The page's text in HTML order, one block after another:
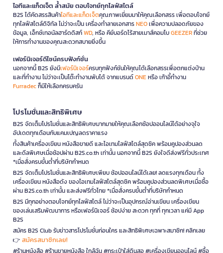
ไอทีและแก็ดเจ็ต ล้ำสมัย ตอบโจทย์ทุกไลฟ์สไตล์
B2S ได้คัดสรรสินค้าไอทีและแก็ดเจ็ตคุณภาพเยี่ยมมาให้คุณเลือกสรร เพื่อตอบโจทย์
ทุกไลฟ์สไตล์ดิจิทัล ไม่ว่าจะเป็น เครื่องทำลายเอกสารNEOเพื่อความปลอดภัยของ
ข้อมูล, เอ็กซ์เทอนัลฮาร์ดดิสก์WD, หรือ คีย์บอร์ดไร้สายเมาส์คอมโบGEEZERที่ช่วย
ให้การทำงานของคุณสะดวกสบายยิ่งขึ้น
เฟอร์นิเจอร์ดีไซน์ครบฟังก์ชั่น
นอกจากนี้ B2S ยังมีเฟอร์นิเจอร์ครบทุกฟังก์ชันให้คุณได้เลือกสรรเพื่อตกแต่งบ้าน
และที่ทำงาน ไม่ว่าจะเป็นโต๊ะทำงานพับได้ จากแบรนด์ONEหรือ เก้าอี้ทำงาน
Furradecก็มีให้เลือกครบครัน
โปรโมชั่นและสิทธิพิเศษ
B2S จัดเต็มโปรโมชั่นและสิทธิพิเศษมากมายให้คุณเลือกช้อปออนไลน์ได้อย่างจุใจ
อัปเดตทุกเดือนกับแคมเปญลดราคาแรง
ทั้งสินค้าเครื่องเขียน หนังสือขายดี และไอเทมไลฟ์สไตล์สุดชิค พร้อมคูปองส่วนลด
และดีลพิเศษเมื่อช้อปผ่าน B2S.co.th เท่านั้น นอกจากนี้ B2S ยังใจดีส่งฟรีทั่วประเทศ
*เมื่อสั่งครบขั้นต่ำที่บริษัทกำหนด
B2S จัดเต็มโปรโมชั่นและสิทธิพิเศษเพียบ ช้อปออนไลน์ได้เลย! ลดแรงทุกเดือน ทั้ง
เครื่องเขียน หนังสือดัง ของไอเทมไลฟ์สไตล์สุดชิค พร้อมคูปองส่วนลดพิเศษเมื่อซื้อ
ผ่าน B2S.co.th เท่านั้น และส่งฟรีทั่วไทย *เมื่อสั่งครบขั้นต่ำที่บริษัทกำหนด
B2S มีทุกอย่างตอบโจทย์ทุกไลฟ์สไตล์ ไม่ว่าจะเป็นอุปกรณ์อ่านเขียน เครื่องเขียน
ของเล่นเสริมพัฒนาการ หรือเฟอร์นิเจอร์ ช้อปง่าย สะดวก ทุกที่ ทุกเวลา แค่มี App
B2S
สมัคร B2S Club รับข่าวสารโปรโมชั่นก่อนใคร และสิทธิพิเศษเฉพาะสมาชิก! คลิกเลย
👉 สมัครสมาชิกเลย!
#ร้านหนังสือ #ร้านขายหนังสือ ใกล้ฉัน #กระเป๋าใส่ดินสอ #เครื่องเขียนออนไลน์ #ซื้อ